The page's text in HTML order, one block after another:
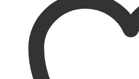
var.
Seçenekler
ürün
sayfasından
seçilebilir